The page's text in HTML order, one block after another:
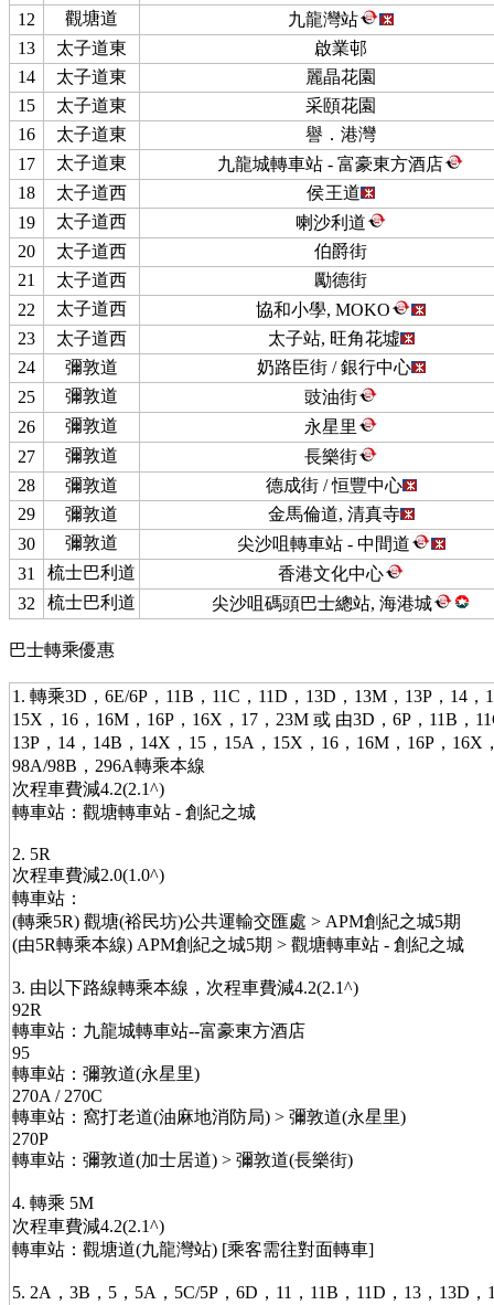
12
觀塘道
九龍灣站
13
太子道東
啟業邨
14
太子道東
麗晶花園
15
太子道東
采頤花園
16
太子道東
譽．港灣
17
太子道東
九龍城轉車站 - 富豪東方酒店
18
太子道西
侯王道
19
太子道西
喇沙利道
20
太子道西
伯爵街
21
太子道西
勵德街
22
太子道西
協和小學, MOKO
23
太子道西
太子站, 旺角花墟
24
彌敦道
奶路臣街 / 銀行中心
25
彌敦道
豉油街
26
彌敦道
永星里
27
彌敦道
長樂街
28
彌敦道
德成街 / 恒豐中心
29
彌敦道
金馬倫道, 清真寺
30
彌敦道
尖沙咀轉車站 - 中間道
31
梳士巴利道
香港文化中心
32
梳士巴利道 尖沙咀碼頭巴士總站, 海港城
巴士轉乘優惠
1. 轉乘3D，6E/6P，11B，11C，11D，13D，13M，13P，14
15X，16，16M，16P，16X，17，23M 或 由3D，6P，11B，
13P，14，14B，14X，15，15A，15X，16，16M，16P，16X
98A/98B，296A轉乘本線
次程車費減4.2(2.1^)
轉車站：觀塘轉車站 - 創紀之城
2. 5R
次程車費減2.0(1.0^)
轉車站：
(轉乘5R) 觀塘(裕民坊)公共運輸交匯處 > APM創紀之城5期
(由5R轉乘本線) APM創紀之城5期 > 觀塘轉車站 - 創紀之城
3. 由以下路線轉乘本線，次程車費減4.2(2.1^)
92R
轉車站：九龍城轉車站--富豪東方酒店
95
轉車站：彌敦道(永星里)
270A / 270C
轉車站：窩打老道(油麻地消防局) > 彌敦道(永星里)
270P
轉車站：彌敦道(加士居道) > 彌敦道(長樂街)
4. 轉乘 5M
次程車費減4.2(2.1^)
轉車站：觀塘道(九龍灣站) [乘客需往對面轉車]
5. 2A，3B，5，5A，5C/5P，6D，11，11B，11D，13，13D，